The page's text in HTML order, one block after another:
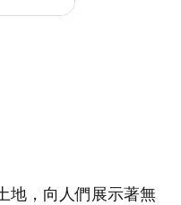
地，向人們展示著無